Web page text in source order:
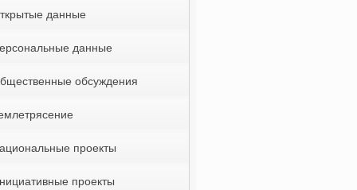
данные
данные
обсуждения
проекты
проекты